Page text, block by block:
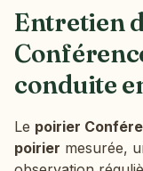
Entretien
conduite
Le poirier
poirier mesurée,